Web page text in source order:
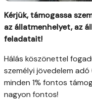
Kérjük, támogassa
az állatmenhelyet, az
feladatait!
Hálás köszönettel
személyi jövedelem adó
minden 1% fontos
nagyon fontos!